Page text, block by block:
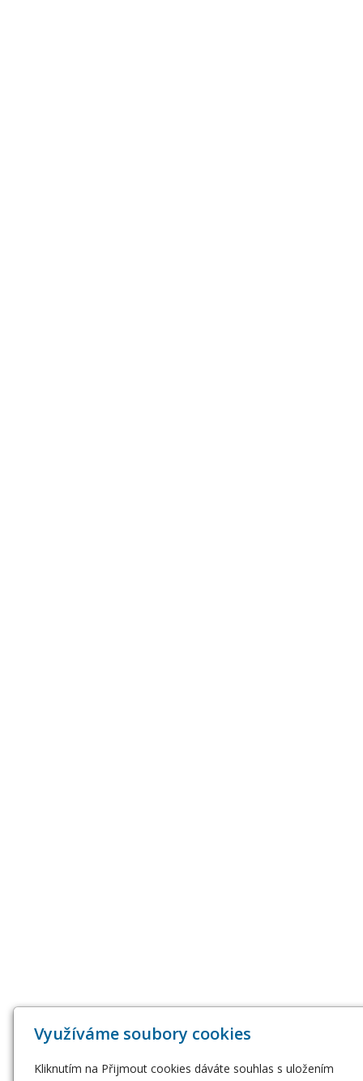
Využíváme soubory cookies
Kliknutím na Přijmout cookies dáváte souhlas s uložením